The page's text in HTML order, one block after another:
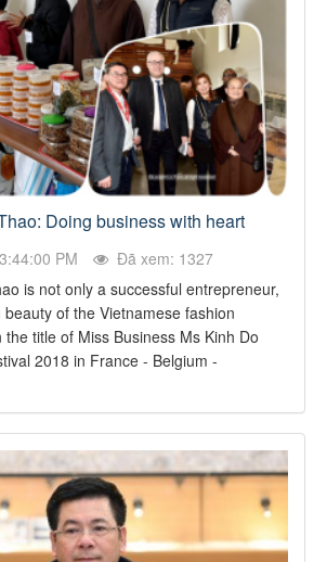
Doing business with heart
PM
Đã xem: 1327
is not only a successful entrepreneur,
of the Vietnamese fashion
the title of Miss Business Ms Kinh Do
2018 in France - Belgium -